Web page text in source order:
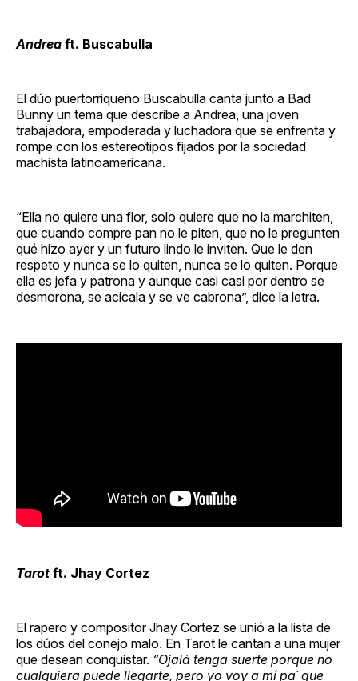
Andrea ft. Buscabulla
El dúo puertorriqueño Buscabulla canta junto a Bad
Bunny un tema que describe a Andrea, una joven
trabajadora, empoderada y luchadora que se enfrenta y
rompe con los estereotipos fijados por la sociedad
machista latinoamericana.
“Ella no quiere una flor, solo quiere que no la marchiten,
que cuando compre pan no le piten, que no le pregunten
qué hizo ayer y un futuro lindo le inviten. Que le den
respeto y nunca se lo quiten, nunca se lo quiten. Porque
ella es jefa y patrona y aunque casi casi por dentro se
desmorona, se acicala y se ve cabrona”, dice la letra.
Tarot ft. Jhay Cortez
El rapero y compositor Jhay Cortez se unió a la lista de
los dúos del conejo malo. En Tarot le cantan a una mujer
que desean conquistar. “Ojalá tenga suerte porque no
cualquiera puede llegarte, pero yo voy a mí pa´ que